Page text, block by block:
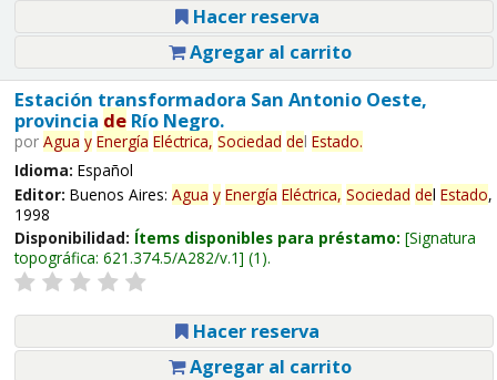
Hacer reserva
Agregar al carrito
Estación transformadora San Antonio Oeste,
provincia deRío Negro.
por Agua y Energía Eléctrica, Sociedad del Estado.
Idioma: Español
Editor: Buenos Aires: Agua y Energía Eléctrica, Sociedad del Estado,
1998
Disponibilidad: Ítems disponibles para préstamo: Signatura
topográfica: 621.374.5/A282/v.1 (1).
Hacer reserva
Agregar al carrito